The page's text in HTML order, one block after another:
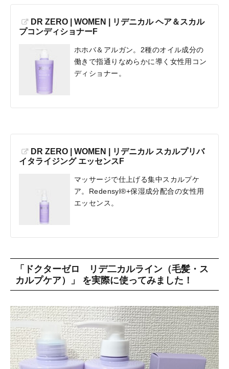
DR ZERO | WOMEN | リデニカル ヘア＆スカル
プコンディショナーF
ホホバ＆アルガン。2種のオイル成分の
働きで指通りなめらかに導く女性用コン
ディショナー。
DR ZERO | WOMEN | リデニカル スカルプリバ
イタライジング エッセンスF
マッサージで仕上げる集中スカルプケ
ア。Redensyl®+保湿成分配合の女性用
エッセンス。
「ドクターゼロ リデ二カルライン（毛髪・ス
カルプケア）」 を実際に使ってみました！